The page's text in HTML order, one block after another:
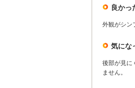
良かっ
外観がシン
気にな
後部が見に
ません。